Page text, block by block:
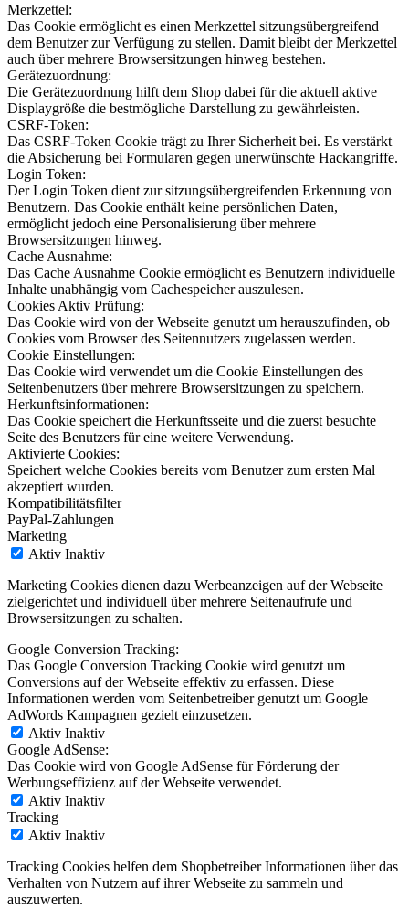
Merkzettel:
Das Cookie ermöglicht es einen Merkzettel sitzungsübergreifend
dem Benutzer zur Verfügung zu stellen. Damit bleibt der Merkzettel
auch über mehrere Browsersitzungen hinweg bestehen.
Gerätezuordnung:
Die Gerätezuordnung hilft dem Shop dabei für die aktuell aktive
Displaygröße die bestmögliche Darstellung zu gewährleisten.
CSRF-Token:
Das CSRF-Token Cookie trägt zu Ihrer Sicherheit bei. Es verstärkt
die Absicherung bei Formularen gegen unerwünschte Hackangriffe.
Login Token:
Der Login Token dient zur sitzungsübergreifenden Erkennung von
Benutzern. Das Cookie enthält keine persönlichen Daten,
ermöglicht jedoch eine Personalisierung über mehrere
Browsersitzungen hinweg.
Cache Ausnahme:
Das Cache Ausnahme Cookie ermöglicht es Benutzern individuelle
Inhalte unabhängig vom Cachespeicher auszulesen.
Cookies Aktiv Prüfung:
Das Cookie wird von der Webseite genutzt um herauszufinden, ob
Cookies vom Browser des Seitennutzers zugelassen werden.
Cookie Einstellungen:
Das Cookie wird verwendet um die Cookie Einstellungen des
Seitenbenutzers über mehrere Browsersitzungen zu speichern.
Herkunftsinformationen:
Das Cookie speichert die Herkunftsseite und die zuerst besuchte
Seite des Benutzers für eine weitere Verwendung.
Aktivierte Cookies:
Speichert welche Cookies bereits vom Benutzer zum ersten Mal
akzeptiert wurden.
Kompatibilitätsfilter
PayPal-Zahlungen
Marketing
Aktiv Inaktiv
Marketing Cookies dienen dazu Werbeanzeigen auf der Webseite
zielgerichtet und individuell über mehrere Seitenaufrufe und
Browsersitzungen zu schalten.
Google Conversion Tracking:
Das Google Conversion Tracking Cookie wird genutzt um
Conversions auf der Webseite effektiv zu erfassen. Diese
Informationen werden vom Seitenbetreiber genutzt um Google
AdWords Kampagnen gezielt einzusetzen.
Aktiv Inaktiv
Google AdSense:
Das Cookie wird von Google AdSense für Förderung der
Werbungseffizienz auf der Webseite verwendet.
Aktiv Inaktiv
Tracking
Aktiv Inaktiv
Tracking Cookies helfen dem Shopbetreiber Informationen über das
Verhalten von Nutzern auf ihrer Webseite zu sammeln und
auszuwerten.